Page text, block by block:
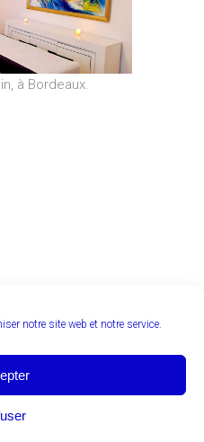
notre site web et notre service.
à Bordeaux.